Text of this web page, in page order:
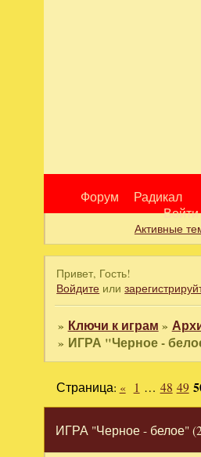
Форум Радикал
Войти
Активные
Привет, Гость!
Войдите или
» Ключи к играм »
» ИГРА "Черное -
ИГРА "Черное - белое"
Страница: « 1 … 48 49